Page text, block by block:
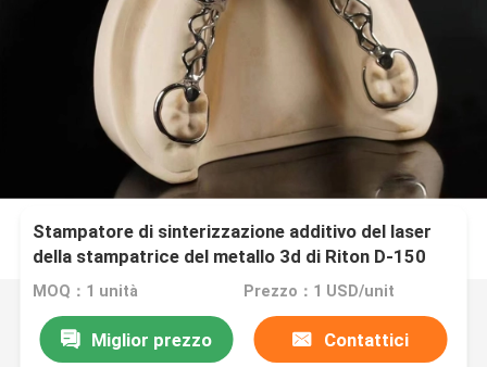
Stampatore di sinterizzazione additivo del laser
della stampatrice del metallo 3d di Riton D-150
2.5KW 220V Sls
MOQ：1 unità Prezzo：1 USD/unit
Miglior prezzo Contattici